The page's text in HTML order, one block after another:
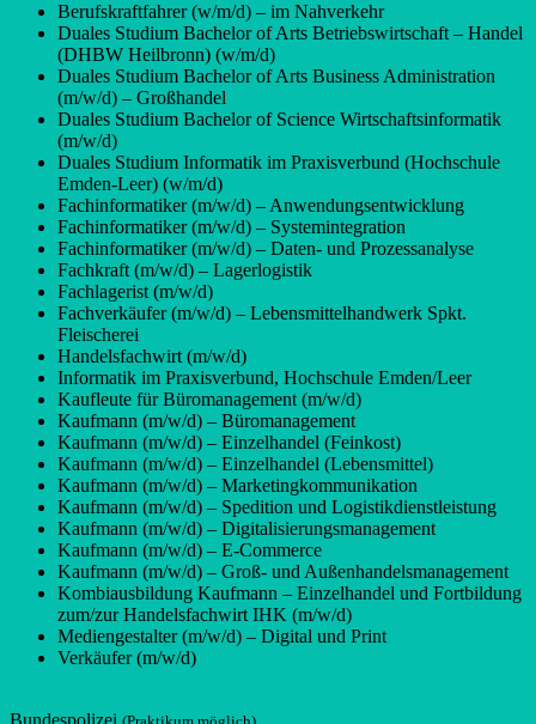
Berufskraftfahrer (w/m/d) – im Nahverkehr
Duales Studium Bachelor of Arts Betriebswirtschaft – Handel
(DHBW Heilbronn) (w/m/d)
Duales Studium Bachelor of Arts Business Administration
(m/w/d) – Großhandel
Duales Studium Bachelor of Science Wirtschaftsinformatik
(m/w/d)
Duales Studium Informatik im Praxisverbund (Hochschule
Emden-Leer) (w/m/d)
Fachinformatiker (m/w/d) – Anwendungsentwicklung
Fachinformatiker (m/w/d) – Systemintegration
Fachinformatiker (m/w/d) – Daten- und Prozessanalyse
Fachkraft (m/w/d) – Lagerlogistik
Fachlagerist (m/w/d)
Fachverkäufer (m/w/d) – Lebensmittelhandwerk Spkt.
Fleischerei
Handelsfachwirt (m/w/d)
Informatik im Praxisverbund, Hochschule Emden/Leer
Kaufleute für Büromanagement (m/w/d)
Kaufmann (m/w/d) – Büromanagement
Kaufmann (m/w/d) – Einzelhandel (Feinkost)
Kaufmann (m/w/d) – Einzelhandel (Lebensmittel)
Kaufmann (m/w/d) – Marketingkommunikation
Kaufmann (m/w/d) – Spedition und Logistikdienstleistung
Kaufmann (m/w/d) – Digitalisierungsmanagement
Kaufmann (m/w/d) – E-Commerce
Kaufmann (m/w/d) – Groß- und Außenhandelsmanagement
Kombiausbildung Kaufmann – Einzelhandel und Fortbildung
zum/zur Handelsfachwirt IHK (m/w/d)
Mediengestalter (m/w/d) – Digital und Print
Verkäufer (m/w/d)